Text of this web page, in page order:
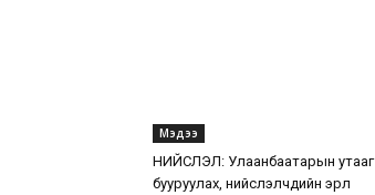
Мэдээ
НИЙСЛЭЛ: Улаанбаатарын утааг
бууруулах, нийслэлчүүдийн эрүүл